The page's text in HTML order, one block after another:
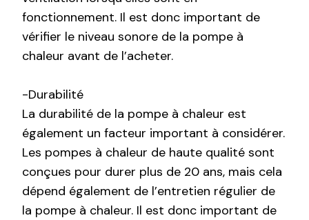
fonctionnement. Il est donc important de
vérifier le niveau sonore de la pompe à
chaleur avant de l’acheter.
-Durabilité
La durabilité de la pompe à chaleur est
également un facteur important à considérer.
Les pompes à chaleur de haute qualité sont
conçues pour durer plus de 20 ans, mais cela
dépend également de l’entretien régulier de
la pompe à chaleur. Il est donc important de